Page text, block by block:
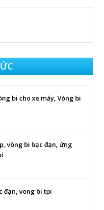
bi cho xe máy, Vòng bi
vòng bi bạc đạn, ứng
đạn, vong bi tpi